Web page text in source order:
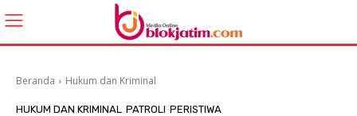
Beranda Hukum dan Kriminal
HUKUM DAN KRIMINAL PATROLI PERISTIWA